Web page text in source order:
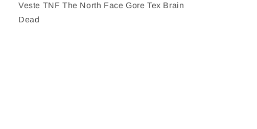
Veste TNF The North Face Gore Tex Brain
Dead